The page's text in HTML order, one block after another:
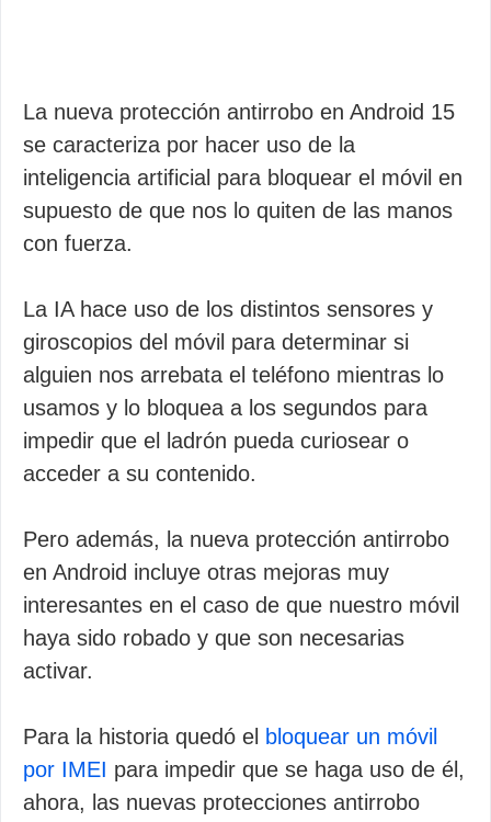
La nueva protección antirrobo en Android 15
se caracteriza por hacer uso de la
inteligencia artificial para bloquear el móvil en
supuesto de que nos lo quiten de las manos
con fuerza.
La IA hace uso de los distintos sensores y
giroscopios del móvil para determinar si
alguien nos arrebata el teléfono mientras lo
usamos y lo bloquea a los segundos para
impedir que el ladrón pueda curiosear o
acceder a su contenido.
Pero además, la nueva protección antirrobo
en Android incluye otras mejoras muy
interesantes en el caso de que nuestro móvil
haya sido robado y que son necesarias
activar.
Para la historia quedó el bloquear un móvil
por IMEI para impedir que se haga uso de él,
ahora, las nuevas protecciones antirrobo